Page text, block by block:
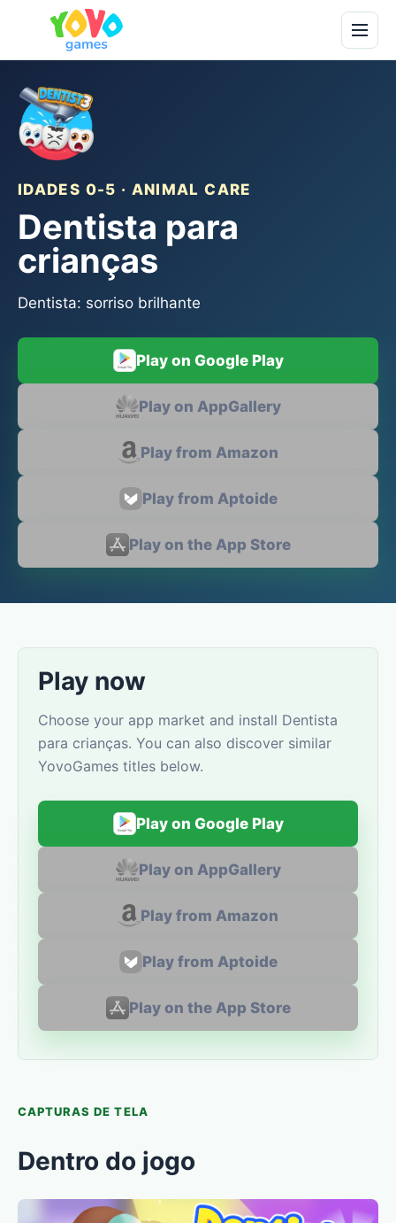
IDADES 0-5 · ANIMAL CARE
Dentista para
crianças
Dentista: sorriso brilhante
Play on Google Play
Play on AppGallery
Play from Amazon
Play from Aptoide
Play on the App Store
Play now
Choose your app market and install Dentista
para crianças. You can also discover similar
YovoGames titles below.
Play on Google Play
Play on AppGallery
Play from Amazon
Play from Aptoide
Play on the App Store
CAPTURAS DE TELA
Dentro do jogo